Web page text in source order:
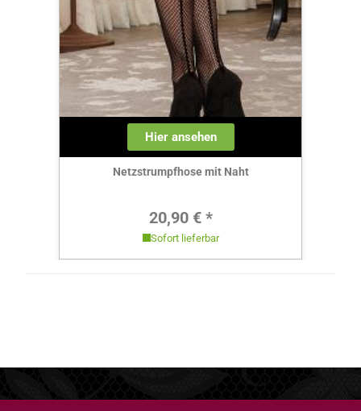
Hier ansehen
Netzstrumpfhose mit Naht
Regulärer Preis:
20,90 € *
Sofort lieferbar